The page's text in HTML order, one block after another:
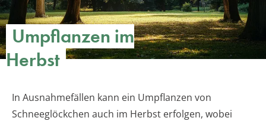
Umpflanzen im
Herbst
In Ausnahmefällen kann ein Umpflanzen von
Schneeglöckchen auch im Herbst erfolgen, wobei